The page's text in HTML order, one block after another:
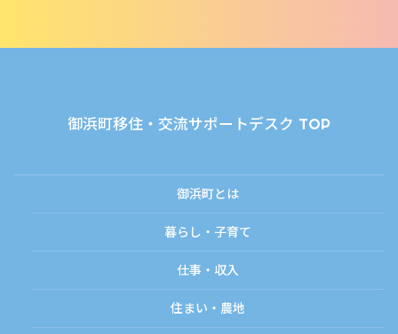
御浜町移住・交流サポートデスク TOP
御浜町とは
暮らし・子育て
仕事・収入
住まい・農地